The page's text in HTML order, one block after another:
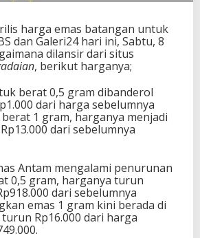
harga emas batangan untuk
dan Galeri24 hari ini, Sabtu, 8
dilansir dari situs
, berikut harganya;
berat 0,5 gram dibanderol
dari harga sebelumnya
berat 1 gram, harganya menjadi
dari sebelumnya
Antam mengalami penurunan
0,5 gram, harganya turun
dari sebelumnya
emas 1 gram kini berada di
turun Rp16.000 dari harga